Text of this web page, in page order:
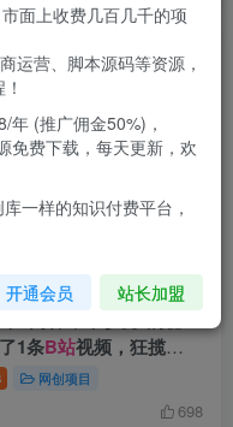
复制粘贴，日入500+
203
1条B站视频，狂揽
30天变现200万！，国
副业。
网创项目
698
面上收费几百几千的项
运营、脚本源码等资源，
年 (推广佣金50%)，
免费下载，每天更新，欢
一样的知识付费平台，
开通会员 站长加盟